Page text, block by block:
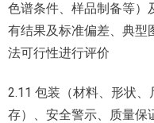
色谱条件、样品制备等）
有结果及标准偏差、典型
法可行性进行评价
2.11 包装（材料、形状
存）、安全警示、质量保